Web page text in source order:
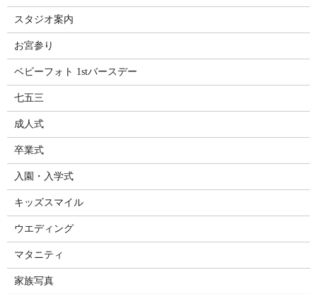
スタジオ案内
お宮参り
ベビーフォト 1stバースデー
七五三
成人式
卒業式
入園・入学式
キッズスマイル
ウエディング
マタニティ
家族写真